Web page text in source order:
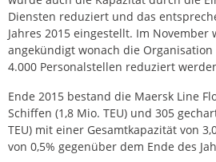
Diensten reduziert und das
Jahres 2015 eingestellt. Im November
angekündigt wonach die
4.000 Personalstellen reduziert
Ende 2015 bestand die Maersk Line
Schiffen (1,8 Mio. TEU) und 305
TEU) mit einer Gesamtkapazität von
von 0,5% gegenüber dem Ende des